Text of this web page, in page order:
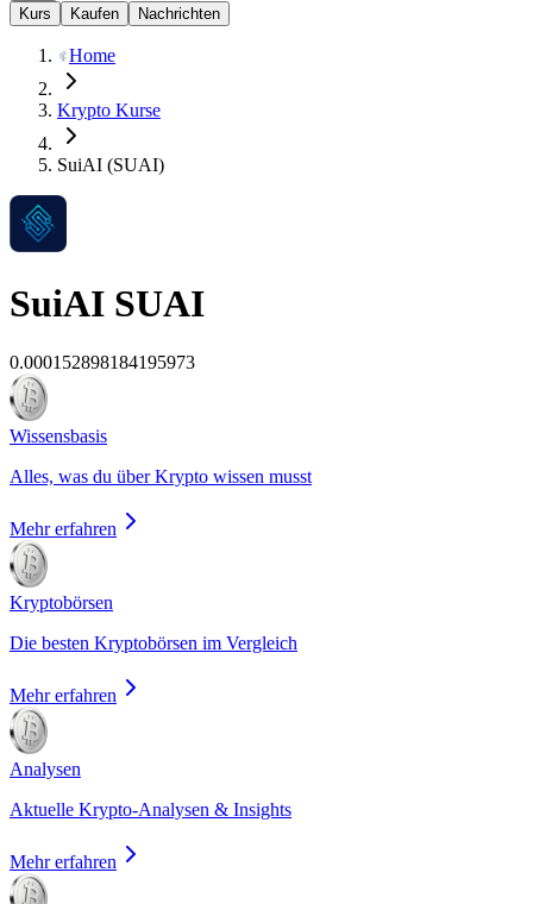
Kurs Kaufen Nachrichten
Home
Krypto Kurse
SuiAI (SUAI)
SuiAI SUAI
0.000152898184195973
Wissensbasis
Alles, was du über Krypto wissen musst
Mehr erfahren
Kryptobörsen
Die besten Kryptobörsen im Vergleich
Mehr erfahren
Analysen
Aktuelle Krypto-Analysen & Insights
Mehr erfahren